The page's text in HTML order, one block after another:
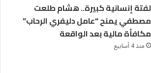
لفتة إنسانية كبيرة.. هشام طلعت
مصطفي يمنح “عامل دليفري الرحاب”
مكافأة مالية بعد الواقعة
منذ 4 أسابيع